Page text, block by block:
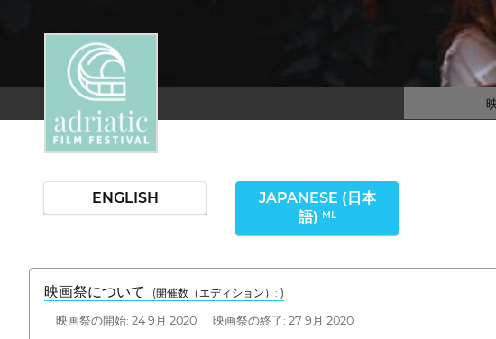
ENGLISH
JAPANESE (日本
語) ML
映画祭について (開催数（エディション）: )
映画祭の開始: 24 9月 2020 映画祭の終了: 27 9月 2020